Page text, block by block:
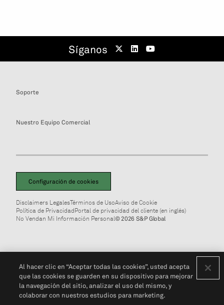
Síganos
Soporte
Nuestro Equipo Comercial
Configuración de cookies
Disclaimers LegalesTérminos de UsoAviso de Cookie
Política de PrivacidadPortal de privacidad del cliente (en inglés)
No Vendan Mi Información Personal© 2026 S&P Global
Al hacer clic en “Aceptar todas las cookies”, usted acepta
que las cookies se guarden en su dispositivo para mejorar
la navegación del sitio, analizar el uso del mismo, y
colaborar con nuestros estudios para marketing.